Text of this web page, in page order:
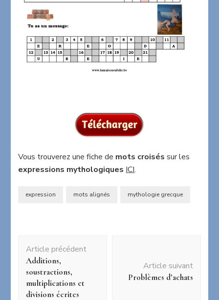
Vous trouverez une fiche de mots croiséssur les
expressions mythologiques ICI.
expression mots alignés mythologie grecque
d'article
Article précédent
Additions,
soustractions,
multiplications et
divisions écrites
Article suivant
Problèmes d’achats